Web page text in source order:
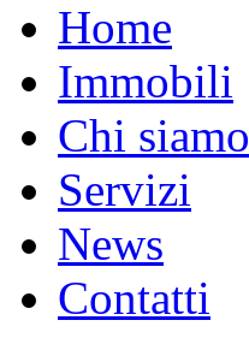
Home
Immobili
Chi siamo
Servizi
News
Contatti